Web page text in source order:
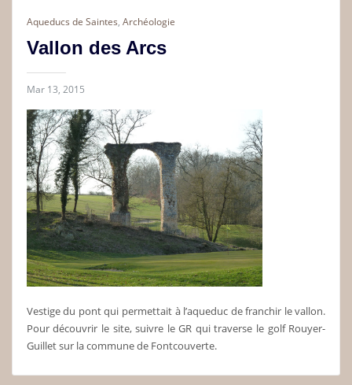
Aqueducs de Saintes, Archéologie
Vallon des Arcs
Mar 13, 2015
Vestige du pont qui permettait à l’aqueduc de franchir le vallon.
Pour découvrir le site, suivre le GR qui traverse le golf Rouyer-
Guillet sur la commune de Fontcouverte.